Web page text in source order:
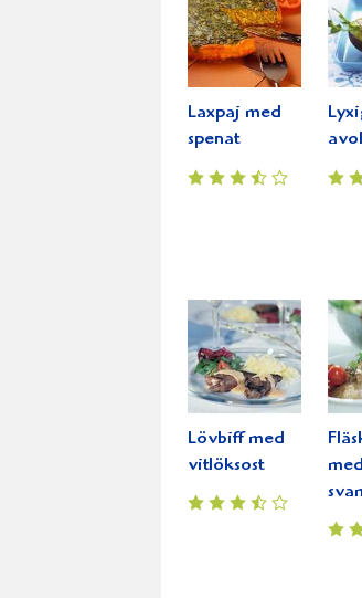
Laxpaj med
spenat
Lövbiff med
vitlöksost